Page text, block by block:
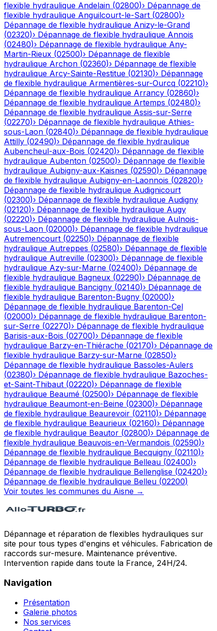
flexible hydraulique Andelain (02800)› Dépannage de
flexible hydraulique Anguilcourt-le-Sart (02800)›
Dépannage de flexible hydraulique Anizy-le-Grand
(02320)› Dépannage de flexible hydraulique Annois
(02480)› Dépannage de flexible hydraulique Any-
Martin-Rieux (02500)› Dépannage de flexible
hydraulique Archon (02360)› Dépannage de flexible
hydraulique Arcy-Sainte-Restitue (02130)› Dépannage
de flexible hydraulique Armentières-sur-Ourcq (02210)›
Dépannage de flexible hydraulique Arrancy (02860)›
Dépannage de flexible hydraulique Artemps (02480)›
Dépannage de flexible hydraulique Assis-sur-Serre
(02270)› Dépannage de flexible hydraulique Athies-
sous-Laon (02840)› Dépannage de flexible hydraulique
Attilly (02490)› Dépannage de flexible hydraulique
Aubencheul-aux-Bois (02420)› Dépannage de flexible
hydraulique Aubenton (02500)› Dépannage de flexible
hydraulique Aubigny-aux-Kaisnes (02590)› Dépannage
de flexible hydraulique Aubigny-en-Laonnois (02820)›
Dépannage de flexible hydraulique Audignicourt
(02300)› Dépannage de flexible hydraulique Audigny
(02120)› Dépannage de flexible hydraulique Augy
(02220)› Dépannage de flexible hydraulique Aulnois-
sous-Laon (02000)› Dépannage de flexible hydraulique
Autremencourt (02250)› Dépannage de flexible
hydraulique Autreppes (02580)› Dépannage de flexible
hydraulique Autreville (02300)› Dépannage de flexible
hydraulique Azy-sur-Marne (02400)› Dépannage de
flexible hydraulique Bagneux (02290)› Dépannage de
flexible hydraulique Bancigny (02140)› Dépannage de
flexible hydraulique Barenton-Bugny (02000)›
Dépannage de flexible hydraulique Barenton-Cel
(02000)› Dépannage de flexible hydraulique Barenton-
sur-Serre (02270)› Dépannage de flexible hydraulique
Barisis-aux-Bois (02700)› Dépannage de flexible
hydraulique Barzy-en-Thiérache (02170)› Dépannage de
flexible hydraulique Barzy-sur-Marne (02850)›
Dépannage de flexible hydraulique Bassoles-Aulers
(02380)› Dépannage de flexible hydraulique Bazoches-
et-Saint-Thibaut (02220)› Dépannage de flexible
hydraulique Beaumé (02500)› Dépannage de flexible
hydraulique Beaumont-en-Beine (02300)› Dépannage
de flexible hydraulique Beaurevoir (02110)› Dépannage
de flexible hydraulique Beaurieux (02160)› Dépannage
de flexible hydraulique Beautor (02800)› Dépannage de
flexible hydraulique Beauvois-en-Vermandois (02590)›
Dépannage de flexible hydraulique Becquigny (02110)›
Dépannage de flexible hydraulique Belleau (02400)›
Dépannage de flexible hydraulique Bellenglise (02420)›
Dépannage de flexible hydraulique Belleu (02200)
Voir toutes les communes du Aisne →
Dépannage et réparation de flexibles hydrauliques sur
site pour tous types d'engins et véhicules. Fabrication de
raccords sur-mesure. Maintenance préventive.
Intervention rapide dans toute la France, 24H/24.
Navigation
Présentation
Galerie photos
Nos services